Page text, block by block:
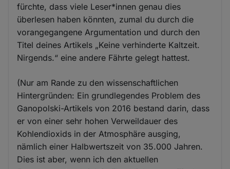
fürchte, dass viele Leser*innen genau dies
überlesen haben könnten, zumal du durch die
vorangegangene Argumentation und durch den
Titel deines Artikels „Keine verhinderte Kaltzeit.
Nirgends.“ eine andere Fährte gelegt hattest.
(Nur am Rande zu den wissenschaftlichen
Hintergründen: Ein grundlegendes Problem des
Ganopolski-Artikels von 2016 bestand darin, dass
er von einer sehr hohen Verweildauer des
Kohlendioxids in der Atmosphäre ausging,
nämlich einer Halbwertszeit von 35.000 Jahren.
Dies ist aber, wenn ich den aktuellen